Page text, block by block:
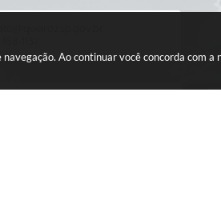
Ao continuar você concorda com a